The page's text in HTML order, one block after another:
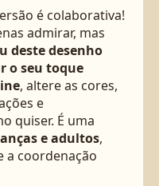
é colaborativa!
admirar, mas
deste desenho
o seu toque
, altere as cores,
e
quiser. É uma
e adultos,
a coordenação